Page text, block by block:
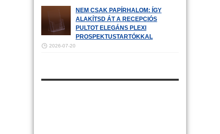
NEM CSAK PAPÍRHALOM: ÍGY
ALAKÍTSD ÁT A RECEPCIÓS
PULTOT ELEGÁNS PLEXI
PROSPEKTUSTARTÓKKAL
2026-07-20